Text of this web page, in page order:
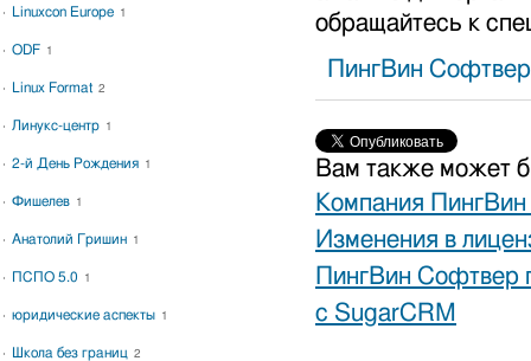
обращайтесь к
ПингВин Софтвер
Вам также может
Компания
Изменения в
ПингВин Софтвер
с SugarCRM
Linuxcon Europe 1
ODF 1
Linux Format 2
Линукс-центр 1
2-й День Рождения 1
Фишелев 1
Анатолий Гришин 1
ПСПО 5.0 1
юридические аспекты 1
Школа без границ 2